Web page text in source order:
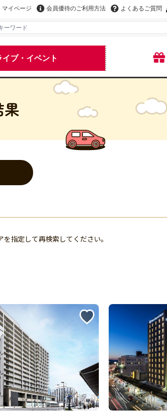
マイページ 会員優待のご利用方法 よくあるご質問
イブ・イベント
指定して再検索してください。